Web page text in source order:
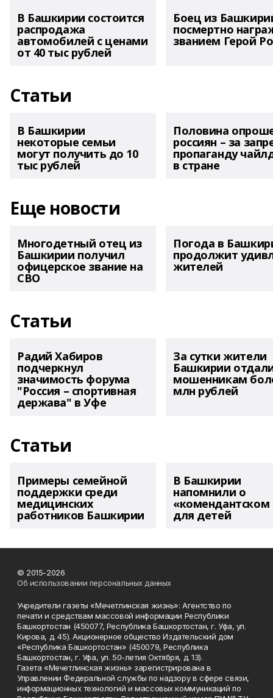
В Башкирии состоится
распродажа
автомобилей с ценами
от 40 тыс рублей
Боец из
посмертно
званием Герой
Статьи
В Башкирии
некоторые семьи
могут получить до 10
тыс рублей
Половина
россиян – за
пропаганду
в стране
Еще новости
Многодетный отец из
Башкирии получил
офицерское звание на
СВО
Погода в
продолжит
жителей
Статьи
Радий Хабиров
подчеркнул
значимость форума
"Россия – спортивная
держава" в Уфе
За сутки жители
Башкирии
мошенникам
млн рублей
Статьи
Примеры семейной
поддержки среди
медицинских
работников Башкирии
В Башкирии
напомнили о
«комендантском
для детей
© 2015-2026
Об использовании персональных данных
Учредители газеты «Мечетлинская жизнь»: Агентство по
печати и средствам массовой информации Республики
Башкортостан (450077, Республика Башкортостан, г. Уфа, ул.
Кирова, д. 45). Акционерное общество Издательский дом
«Республика Башкортостан» (450079, Республика
Башкортостан, г. Уфа, ул. 50-летия Октября, д. 13).
Газета «Мечетлинская жизнь» зарегистрирована в
Управлении Федеральной службы по надзору в сфере связи,
информационных технологий и массовых коммуникаций по